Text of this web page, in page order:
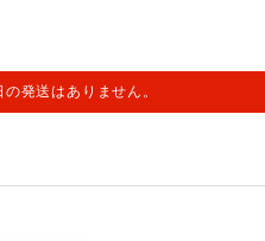
発送はありません。